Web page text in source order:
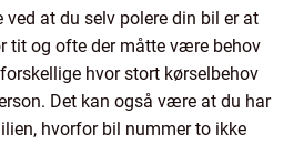
ved at du selv polere din bil er at
tit og ofte der måtte være behov
hvor stort kørselbehov
Det kan også være at du har
hvorfor bil nummer to ikke